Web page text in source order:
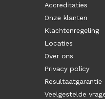
Accreditaties
Onze klanten
Klachtenregeling
Locaties
Over ons
Privacy policy
Resultaatgarantie
Veelgestelde